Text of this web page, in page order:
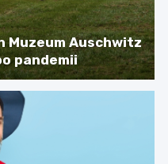
Muzeum Auschwitz
pandemii